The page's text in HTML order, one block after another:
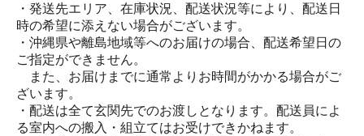
・発送先エリア、在庫状況、配送状況等により、配送日
時の希望に添えない場合がございます。
・沖縄県や離島地域等へのお届けの場合、配送希望日の
ご指定ができません。
また、お届けまでに通常よりお時間がかかる場合がご
ざいます。
・配送は全て玄関先でのお渡しとなります。配送員によ
る室内への搬入・組立てはお受けできかねます。